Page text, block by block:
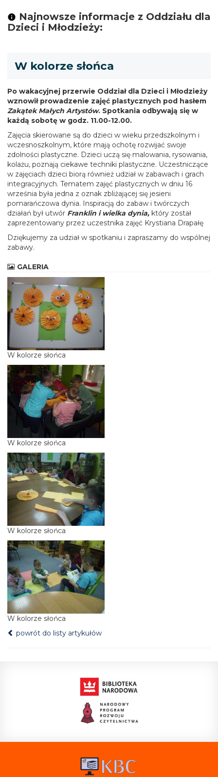
Najnowsze informacje z Oddziału dla
Dzieci i Młodzieży:
W kolorze słońca
Po wakacyjnej przerwie Oddział dla Dzieci i Młodzieży
wznowił prowadzenie zajęć plastycznych pod hasłem
Zakątek Małych Artystów. Spotkania odbywają się w
każdą sobotę w godz. 11.00-12.00.
Zajęcia skierowane są do dzieci w wieku przedszkolnym i
wczesnoszkolnym, które mają ochotę rozwijać swoje
zdolności plastyczne. Dzieci uczą się malowania, rysowania,
kolażu, poznają ciekawe techniki plastyczne. Uczestniczące
w zajęciach dzieci biorą również udział w zabawach i grach
integracyjnych. Tematem zajęć plastycznych w dniu 16
września była jedna z oznak zbliżającej się jesieni
pomarańczowa dynia. Inspiracją do zabaw i twórczych
działań był utwór Franklin i wielka dynia, który został
zaprezentowany przez uczestnika zajęć Krystiana Drapałę
Dziękujemy za udział w spotkaniu i zapraszamy do wspólnej
zabawy.
GALERIA
W kolorze słońca
W kolorze słońca
W kolorze słońca
W kolorze słońca
powrót do listy artykułów